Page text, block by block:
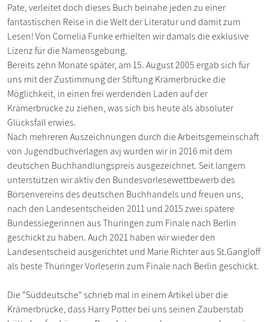
Pate, verleitet doch dieses Buch beinahe jeden zu einer
fantastischen Reise in die Welt der Literatur und damit zum
Lesen! Von Cornelia Funke erhielten wir damals die exklusive
Lizenz für die Namensgebung.
Bereits zehn Monate später, am 15. August 2005 ergab sich für
uns mit der Zustimmung der Stiftung Krämerbrücke die
Möglichkeit, in einen frei werdenden Laden auf der
Krämerbrücke zu ziehen, was sich bis heute als absoluter
Glücksfall erwies.
Nach mehreren Auszeichnungen durch die Arbeitsgemeinschaft
von Jugendbuchverlagen avj wurden wir in 2016 mit dem
deutschen Buchhandlungspreis ausgezeichnet. Seit langem
unterstützen wir aktiv den Bundesvorlesewettbewerb des
Börsenvereins des deutschen Buchhandels und freuen uns,
nach den Landesentscheiden 2011 und 2015 zwei spätere
Bundessiegerinnen aus Thüringen zum Finale nach Berlin
geschickt zu haben. Auch 2021 haben wir wieder den
Landesentscheid ausgerichtet und Marie Richter aus St.Gangloff
als beste Thüringer Vorleserin zum Finale nach Berlin geschickt.
Die "Süddeutsche" schrieb mal in einem Artikel über die
Krämerbrücke, dass Harry Potter bei uns seinen Zauberstab